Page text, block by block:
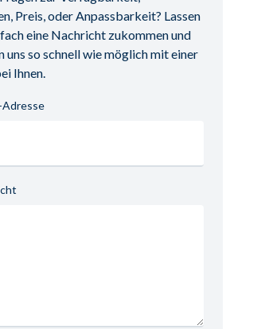
Preis, oder Anpassbarkeit? Lassen
eine Nachricht zukommen und
uns so schnell wie möglich mit einer
Ihnen.
Adresse